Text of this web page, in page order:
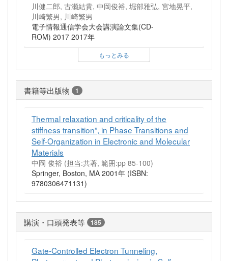
川健二郎, 古瀬結貴, 中岡俊裕, 堀部雅弘, 宮地晃平,
川崎繁男, 川崎繁男
電子情報通信学会大会講演論文集(CD-
ROM) 2017 2017年
もっとみる
書籍等出版物 1
Thermal relaxation and criticality of the
stiffness transition”, in Phase Transitions and
Self-Organization in Electronic and Molecular
Materials
中岡 俊裕 (担当:共著, 範囲:pp 85-100)
Springer, Boston, MA 2001年 (ISBN:
9780306471131)
講演・口頭発表等 185
Gate-Controlled Electron Tunneling,